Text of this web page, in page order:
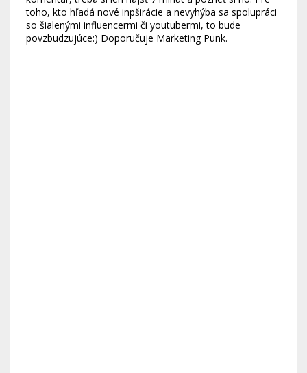
toho, kto hľadá nové inpširácie a nevyhýba sa spolupráci
so šialenými influencermi či youtubermi, to bude
povzbudzujúce:) Doporučuje Marketing Punk.